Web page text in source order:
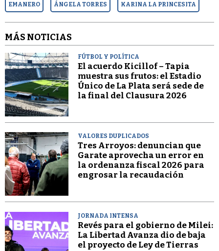
EMANERO ÁNGELA TORRES KARINA LA PRINCESITA
MÁS NOTICIAS
FÚTBOL Y POLÍTICA
El acuerdo Kicillof – Tapia
muestra sus frutos: el Estadio
Único de La Plata será sede de
la final del Clausura 2026
VALORES DUPLICADOS
Tres Arroyos: denuncian que
Garate aprovecha un error en
la ordenanza fiscal 2026 para
engrosar la recaudación
JORNADA INTENSA
Revés para el gobierno de Milei:
La Libertad Avanza dio de baja
el proyecto de Ley de Tierras